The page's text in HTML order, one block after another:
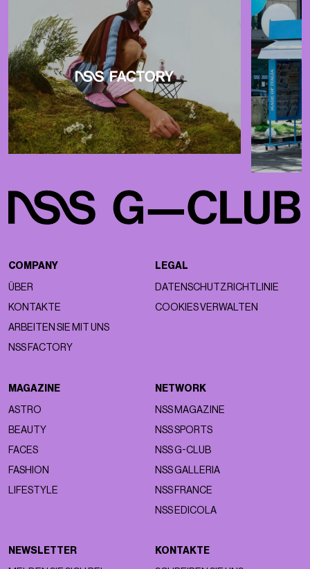
COMPANY
ÜBER
KONTAKTE
ARBEITEN SIE MIT UNS
NSS FACTORY
LEGAL
DATENSCHUTZRICHTLINIE
COOKIES VERWALTEN
MAGAZINE
ASTRO
BEAUTY
FACES
FASHION
LIFESTYLE
NETWORK
NSS MAGAZINE
NSS SPORTS
NSS G-CLUB
NSS GALLERIA
NSS FRANCE
NSS EDICOLA
NEWSLETTER KONTAKTE